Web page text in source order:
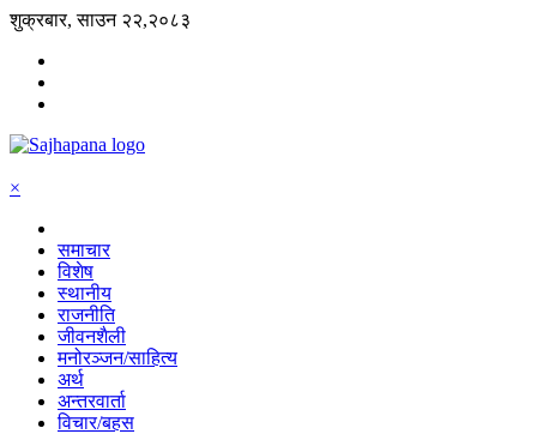
शुक्रबार, साउन २२,२०८३
×
समाचार
विशेष
स्थानीय
राजनीति
जीवनशैली
मनोरञ्जन/साहित्य
अर्थ
अन्तरवार्ता
विचार/बहस